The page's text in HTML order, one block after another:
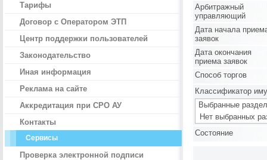
Тарифы
Договор с Оператором ЭТП
Центр поддержки пользователей
Законодательство
Иная информация
Реклама на сайте
Аккредитация при СРО АУ
Контакты
Сервисы
Проверка электронной подписи
Арбитражный
управляющий
Дата начала
заявок
Дата окончания
приема заявок
Способ торгов
Классификатор
Выбранные
Нет выбранных
Состояние